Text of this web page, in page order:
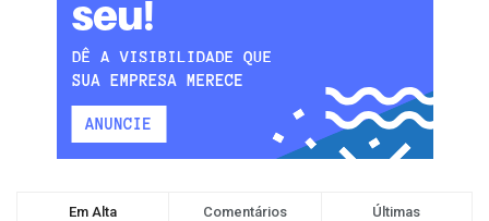
Em Alta Comentários Últimas